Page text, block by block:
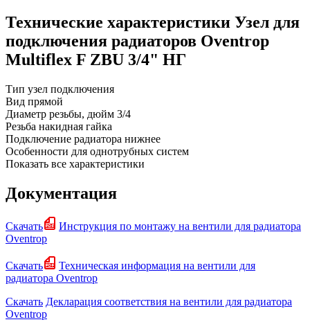
Технические характеристики Узел для
подключения радиаторов Oventrop
Multiflex F ZBU 3/4" HГ
Тип узел подключения
Вид прямой
Диаметр резьбы, дюйм 3/4
Резьба накидная гайка
Подключение радиатора нижнее
Особенности для однотрубных систем
Показать все характеристики
Документация
Скачать
Инструкция по монтажу на вентили для радиатора
Oventrop
Скачать
Техническая информация на вентили для
радиатора Oventrop
Скачать Декларация соответствия на вентили для радиатора
Oventrop